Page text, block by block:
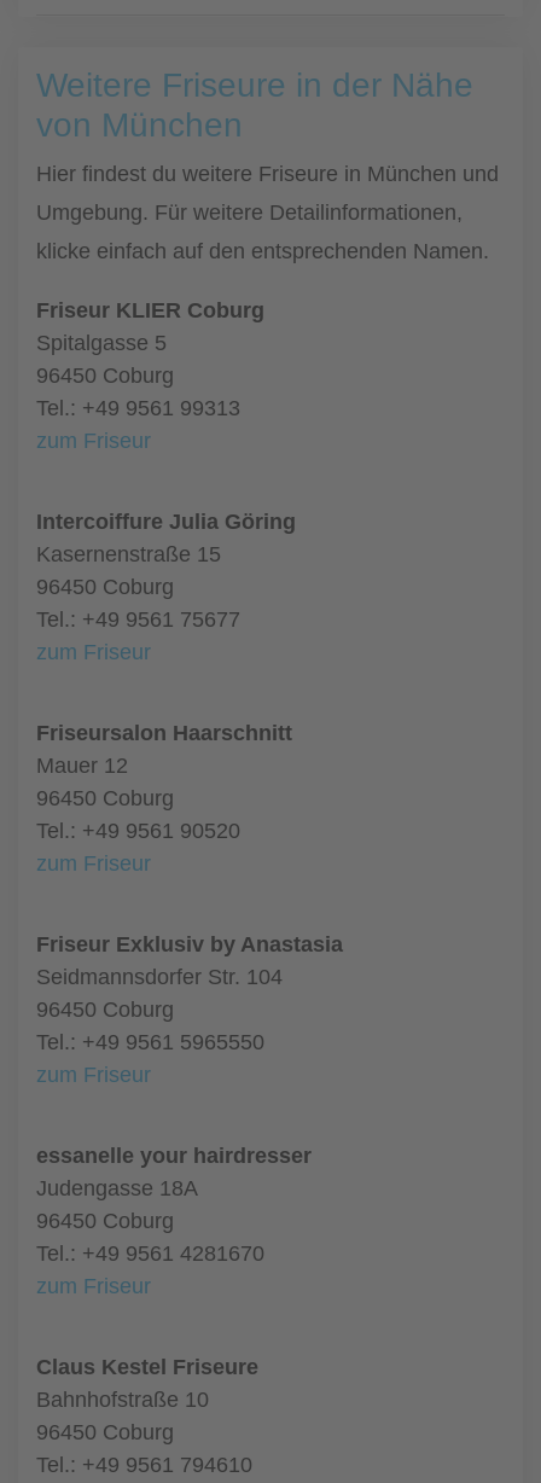
Weitere Friseure in der Nähe
von München
Hier findest du weitere Friseure in München und
Umgebung. Für weitere Detailinformationen,
klicke einfach auf den entsprechenden Namen.
Friseur KLIER Coburg
Spitalgasse 5
96450 Coburg
Tel.: +49 9561 99313
zum Friseur
Intercoiffure Julia Göring
Kasernenstraße 15
96450 Coburg
Tel.: +49 9561 75677
zum Friseur
Friseursalon Haarschnitt
Mauer 12
96450 Coburg
Tel.: +49 9561 90520
zum Friseur
Friseur Exklusiv by Anastasia
Seidmannsdorfer Str. 104
96450 Coburg
Tel.: +49 9561 5965550
zum Friseur
essanelle your hairdresser
Judengasse 18A
96450 Coburg
Tel.: +49 9561 4281670
zum Friseur
Claus Kestel Friseure
Bahnhofstraße 10
96450 Coburg
Tel.: +49 9561 794610